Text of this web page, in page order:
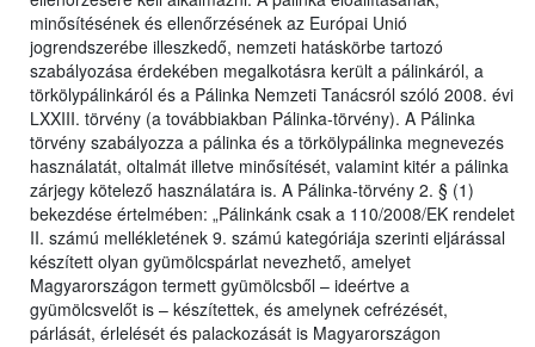
minősítésének és ellenőrzésének az Európai Unió
jogrendszerébe illeszkedő, nemzeti hatáskörbe tartozó
szabályozása érdekében megalkotásra került a pálinkáról, a
törkölypálinkáról és a Pálinka Nemzeti Tanácsról szóló 2008. évi
LXXIII. törvény (a továbbiakban Pálinka-törvény). A Pálinka
törvény szabályozza a pálinka és a törkölypálinka megnevezés
használatát, oltalmát illetve minősítését, valamint kitér a pálinka
zárjegy kötelező használatára is. A Pálinka-törvény 2. § (1)
bekezdése értelmében: „Pálinkánk csak a 110/2008/EK rendelet
II. számú mellékletének 9. számú kategóriája szerinti eljárással
készített olyan gyümölcspárlat nevezhető, amelyet
Magyarországon termett gyümölcsből – ideértve a
gyümölcsvelőt is – készítettek, és amelynek cefrézését,
párlását, érlelését és palackozását is Magyarországon